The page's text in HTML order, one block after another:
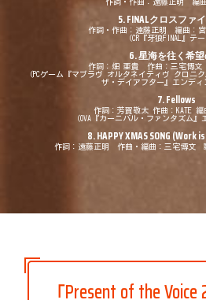
5. FINALクロスファ
作詞・作曲：遠藤正明 編曲：
（CR『牙狼FINAL』テー
6.星海を往く希
作詞：畑 亜貴 作曲：三宅博文
（PCゲーム『マブラヴ オルタネイティヴ クロニ
ザ・デイアフター』エンディ
7. Fellows
作詞：芳賀敬太 作曲：KATE 編
（OVA『カーニバル・ファンタズム』
8. HAPPY XMAS SONG (Work
作詞：遠藤正明 作曲・編曲：三宅博文
「Present of the Voice